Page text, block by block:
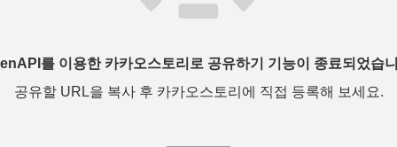
를 이용한 카카오스토리로 공유하기 기능이 종료되었습
공유할 URL을 복사 후 카카오스토리에 직접 등록해 보세요.